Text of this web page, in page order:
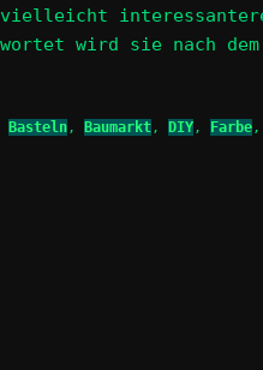
wird sie nach
Basteln, Baumarkt, DIY, Farbe,